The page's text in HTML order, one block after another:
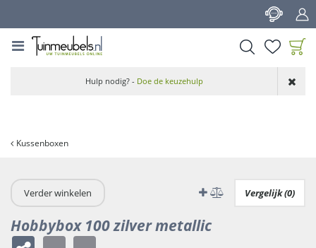
Kussenboxen
aan wensenlijst
Hulp nodig? - Doe de keuzehulp
Verder winkelen Vergelijk (0)
Hobbybox 100 zilver metallic